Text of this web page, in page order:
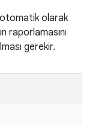
olarak
raporlamasını
gerekir.